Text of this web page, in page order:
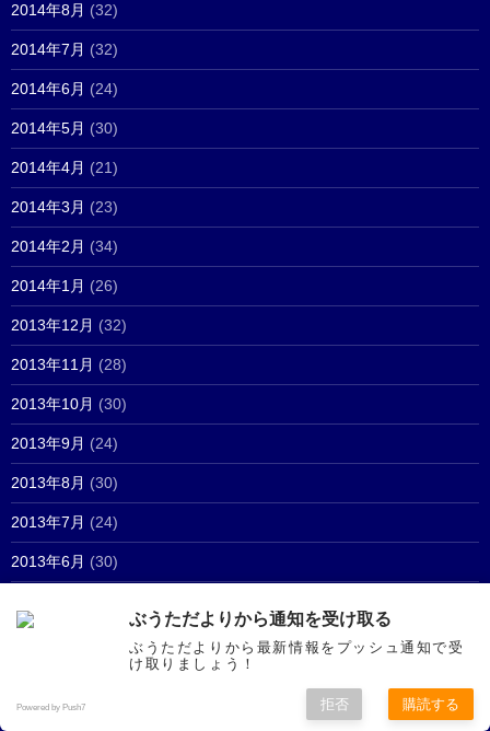
2014年8月 (32)
2014年7月 (32)
2014年6月 (24)
2014年5月 (30)
2014年4月 (21)
2014年3月 (23)
2014年2月 (34)
2014年1月 (26)
2013年12月 (32)
2013年11月 (28)
2013年10月 (30)
2013年9月 (24)
2013年8月 (30)
2013年7月 (24)
2013年6月 (30)
ぶうただよりから通知を受け取る
ぶうただよりから最新情報をプッシュ通知で受
け取りましょう！
Powered by Push7 拒否 購読する